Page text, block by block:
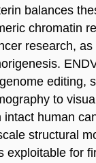
balances
chromatin
research,
editing,
to
human
structural
exploitable for